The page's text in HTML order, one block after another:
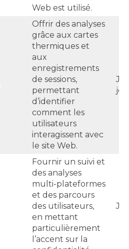
Web est utilisé.
Offrir des analyses
grâce aux cartes
thermiques et
aux
enregistrements
de sessions,
permettant
d’identifier
comment les
utilisateurs
interagissent avec
le site Web.
Fournir un suivi et
des analyses
multi-plateformes
et des parcours
des utilisateurs,
en mettant
particulièrement
l’accent sur la